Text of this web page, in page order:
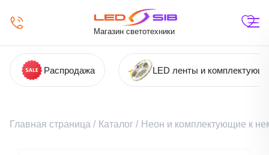
Магазин светотехники
Распродажа LED ленты и
Главная страница / Каталог / Неон и комплектующие к